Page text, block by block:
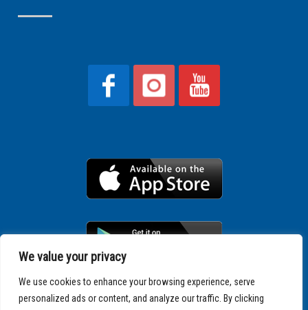
We value your privacy
We use cookies to enhance your browsing experience, serve
personalized ads or content, and analyze our traffic. By clicking